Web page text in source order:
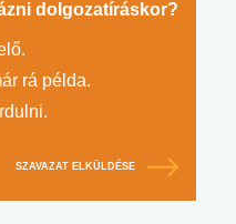
dolgozatíráskor?
rá példa.
SZAVAZAT ELKÜLDÉSE